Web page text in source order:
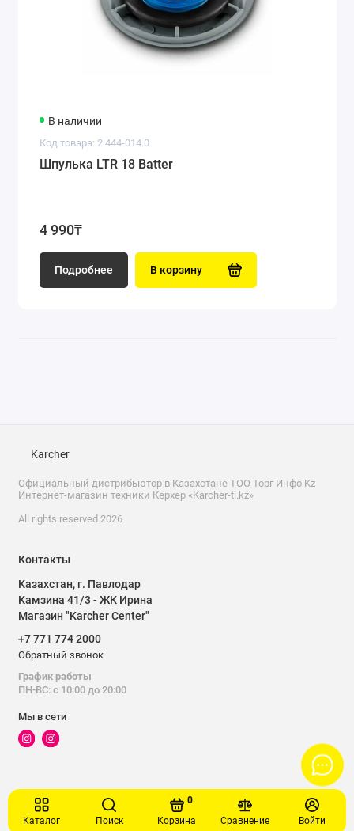
Каталог Поиск Корзина
0
Сравнение
Войти
В наличии
Код товара: 2.444-014.0
Шпулька LTR 18 Batter
4 990₸
Подробнее В корзину
Karcher
Официальный дистрибьютор в Казахстане ТОО Торг Инфо Kz
Интернет-магазин техники Керхер «Karcher-ti.kz»
All rights reserved 2026
Контакты
Казахстан, г. Павлодар
Камзина 41/3 - ЖК Ирина
Магазин "Karcher Center"
+7 771 774 2000
Обратный звонок
График работы
ПН-ВС: с 10:00 до 20:00
Мы в сети